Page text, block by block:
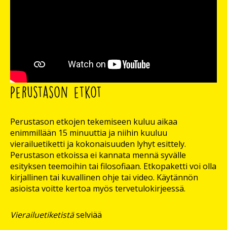
Perustason etkot
Perustason etkojen tekemiseen kuluu aikaa
enimmillään 15 minuuttia ja niihin kuuluu
vierailuetiketti ja kokonaisuuden lyhyt esittely.
Perustason etkoissa ei kannata mennä syvälle
esityksen teemoihin tai filosofiaan. Etkopaketti voi olla
kirjallinen tai kuvallinen ohje tai video. Käytännön
asioista voitte kertoa myös tervetulokirjeessä.
Vierailuetiketistäselviää